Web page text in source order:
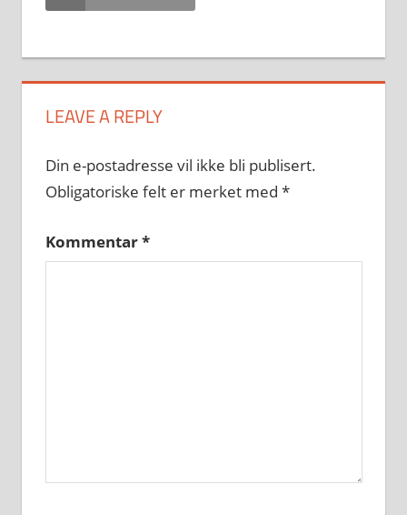
LEAVE A REPLY
Din e-postadresse vil ikke bli publisert.
Obligatoriske felt er merket med *
Kommentar*